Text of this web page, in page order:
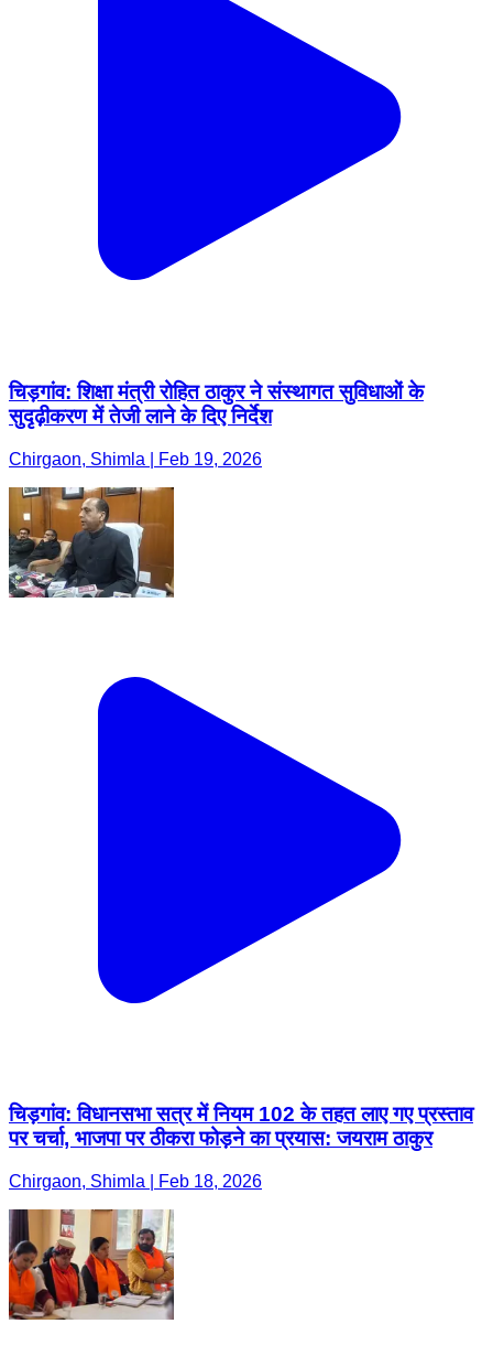
चिड़गांव: शिक्षा मंत्री रोहित ठाकुर ने संस्थागत सुविधाओं के
सुदृढ़ीकरण में तेजी लाने के दिए निर्देश
Chirgaon, Shimla | Feb 19, 2026
चिड़गांव: विधानसभा सत्र में नियम 102 के तहत लाए गए प्रस्ताव
पर चर्चा, भाजपा पर ठीकरा फोड़ने का प्रयास: जयराम ठाकुर
Chirgaon, Shimla | Feb 18, 2026